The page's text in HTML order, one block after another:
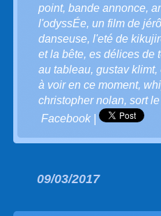
point, bande annonce,
l'odyssÉe, un film de
danseuse, l'eté de
et la bête, es délices de
au tableau, gustav klimt,
à voir en ce moment,
christopher nolan, sort
Facebook|
09/03/2017